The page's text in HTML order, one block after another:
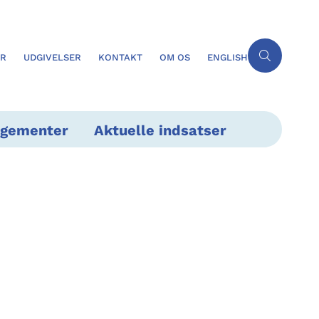
UDGIVELSER KONTAKT OM OS ENGLISH
Aktuelle indsatser